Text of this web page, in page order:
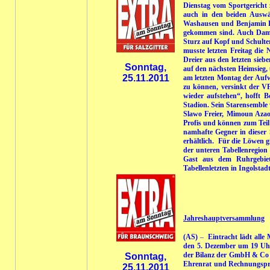
Sonntag,
25.11.2011
Dienstag vom
auch in den beiden
Washausen und Benjamin
gekommen sind. Auch
Sturz auf Kopf und
musste letzten Freitag die
Dreier aus den letzten
auf den nächsten
am letzten Montag der
zu können, versinkt der
wieder aufstehen“, hofft
Stadion. Sein
Slawo Freier, Mimoun
Profis und können zum
namhafte Gegner in
erhältlich. Für die Löwen
der unteren
Gast aus dem
Tabellenletzten in
Sonntag,
25.11.2011
Jahreshauptversammlung
(AS) – Eintracht lädt alle
den 5. Dezember um 19
der Bilanz der GmbH & Co
Ehrenrat und